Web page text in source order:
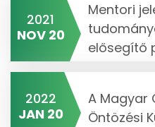
2021
NOV 20
Mentori
elősegítő
2022
JAN 20
A Magyar
Öntözési